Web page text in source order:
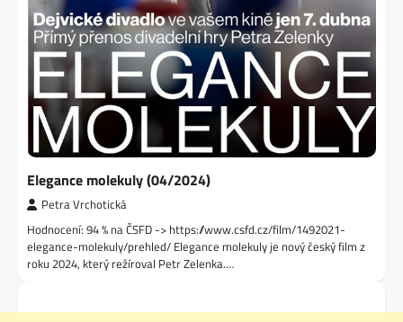
Elegance molekuly (04/2024)
Petra Vrchotická
Hodnocení: 94 % na ČSFD -> https://www.csfd.cz/film/1492021-
elegance-molekuly/prehled/ Elegance molekuly je nový český film z
roku 2024, který režíroval Petr Zelenka.…